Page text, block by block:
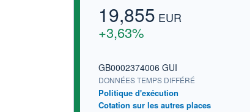
19,855 EUR
+3,63%
GB0002374006 GUI
DONNÉES TEMPS DIFFÉRÉ
Politique d'exécution
Cotation sur les autres places